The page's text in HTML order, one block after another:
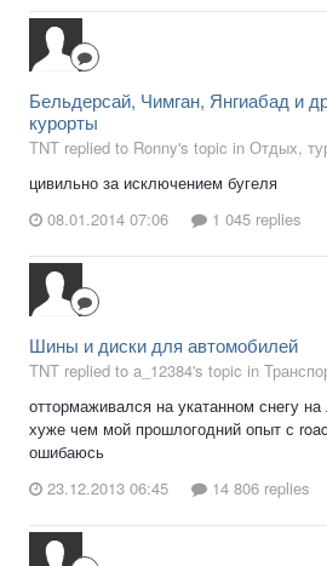
Бельдерсай, Чимган, Янгиабад и
курорты
TNT replied to Ronny's topic in Отдых,
цивильно за исключением бугеля
08.01.2014 07:06
1 045 replies
Шины и диски для автомобилей
TNT replied to a_12384's topic in
оттормаживался на укатанном снегу
хуже чем мой прошлогодний опыт с
ошибаюсь
23.12.2013 06:45
14 806 replies